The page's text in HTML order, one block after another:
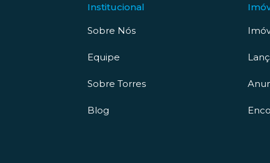
Institucional
Sobre Nós
Equipe
Sobre Torres
Blog